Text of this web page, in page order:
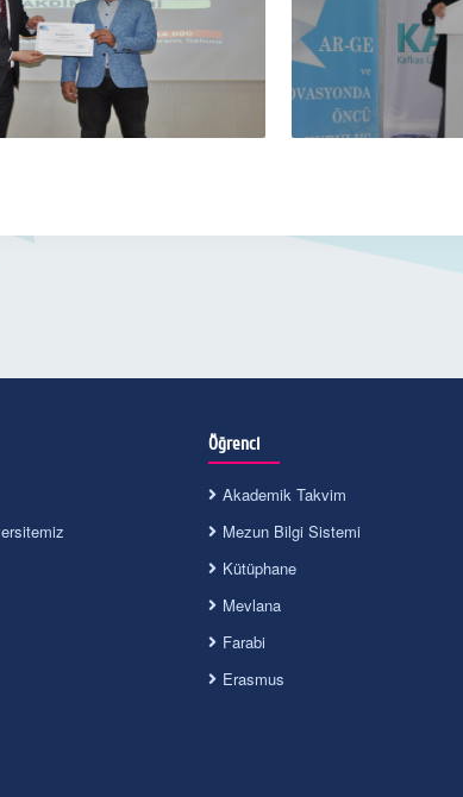
Öğrenci
Akademik Takvim
Mezun Bilgi Sistemi
Kütüphane
Mevlana
Farabi
Erasmus